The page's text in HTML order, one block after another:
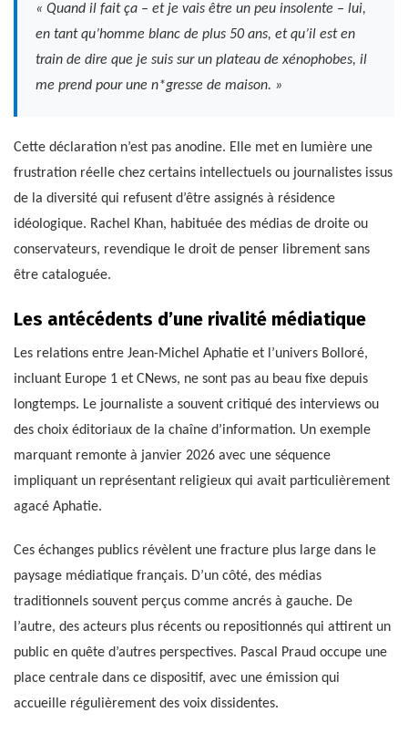
« Quand il fait ça – et je vais être un peu insolente – lui,
en tant qu’homme blanc de plus 50 ans, et qu’il est en
train de dire que je suis sur un plateau de xénophobes, il
me prend pour une n*gresse de maison. »
Cette déclaration n’est pas anodine. Elle met en lumière une
frustration réelle chez certains intellectuels ou journalistes issus
de la diversité qui refusent d’être assignés à résidence
idéologique. Rachel Khan, habituée des médias de droite ou
conservateurs, revendique le droit de penser librement sans
être cataloguée.
Les antécédents d’une rivalité médiatique
Les relations entre Jean-Michel Aphatie et l’univers Bolloré,
incluant Europe 1 et CNews, ne sont pas au beau fixe depuis
longtemps. Le journaliste a souvent critiqué des interviews ou
des choix éditoriaux de la chaîne d’information. Un exemple
marquant remonte à janvier 2026 avec une séquence
impliquant un représentant religieux qui avait particulièrement
agacé Aphatie.
Ces échanges publics révèlent une fracture plus large dans le
paysage médiatique français. D’un côté, des médias
traditionnels souvent perçus comme ancrés à gauche. De
l’autre, des acteurs plus récents ou repositionnés qui attirent un
public en quête d’autres perspectives. Pascal Praud occupe une
place centrale dans ce dispositif, avec une émission qui
accueille régulièrement des voix dissidentes.